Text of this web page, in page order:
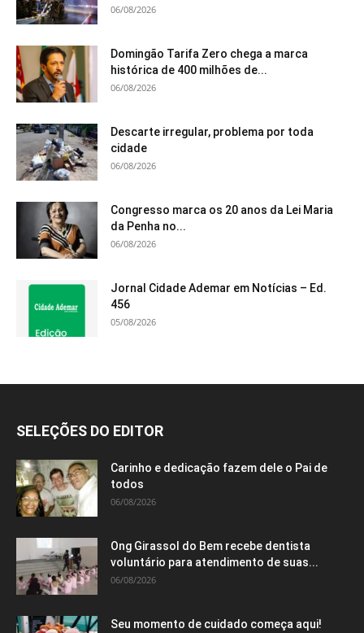
06/08/2026
Domingão Tarifa Zero chega a marca
histórica de 400 milhões de...
06/08/2026
Descarte irregular, problema por toda
cidade
06/08/2026
Congresso marca os 20 anos da Lei Maria
da Penha no...
06/08/2026
Jornal Cidade Ademar em Notícias – Ed.
456
05/08/2026
SELEÇÕES DO EDITOR
Carinho e dedicação fazem dele o Pai de
todos
06/08/2026
Ong Girassol do Bem recebe dentista
voluntário para atendimento de suas...
06/08/2026
Seu momento de cuidado começa aqui!